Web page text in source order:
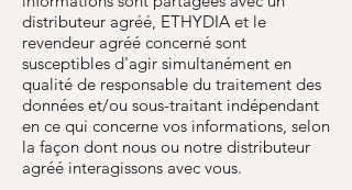
distributeur agréé, ETHYDIA et le
revendeur agréé concerné sont
susceptibles d'agir simultanément en
qualité de responsable du traitement des
données et/ou sous-traitant indépendant
en ce qui concerne vos informations, selon
la façon dont nous ou notre distributeur
agréé interagissons avec vous.